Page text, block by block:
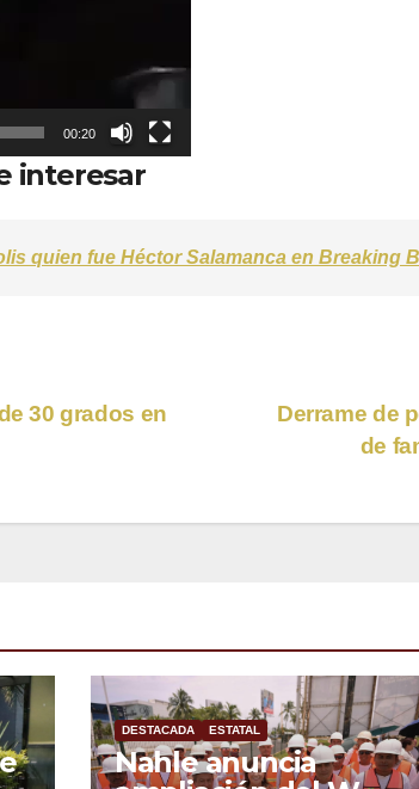
00:20
interesar
quien fue Héctor Salamanca en Breaking
Derrame de
de
30 grados en
DESTACADA ESTATAL
Nahle anuncia